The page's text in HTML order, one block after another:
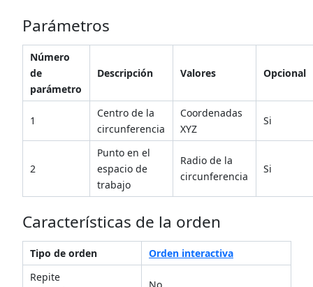
Parámetros
Número
de
parámetro
Descripción Valores Opcional
1
Centro de la
circunferencia
Coordenadas
XYZ
Si
2
Punto en el
espacio de
trabajo
Radio de la
circunferencia
Si
Características de la orden
Tipo de orden
Orden interactiva
Repite